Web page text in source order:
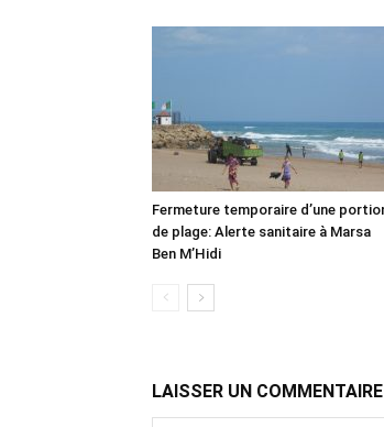
Fermeture temporaire d’une
de plage: Alerte sanitaire à Marsa
Ben M’Hidi
LAISSER UN COMMENTAIRE